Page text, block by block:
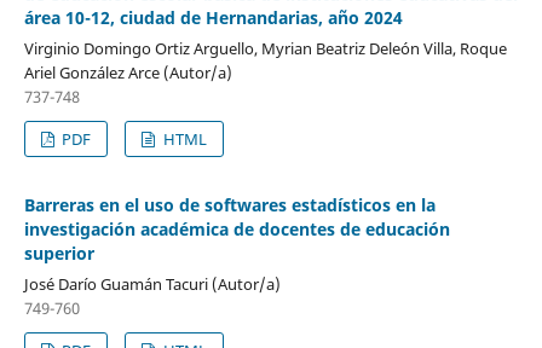
área 10-12, ciudad de Hernandarias, año 2024
Virginio Domingo Ortiz Arguello, Myrian Beatriz Deleón Villa, Roque
Ariel González Arce (Autor/a)
737-748
PDF
HTML
Barreras en el uso de softwares estadísticos en la
investigación académica de docentes de educación
superior
José Darío Guamán Tacuri (Autor/a)
749-760